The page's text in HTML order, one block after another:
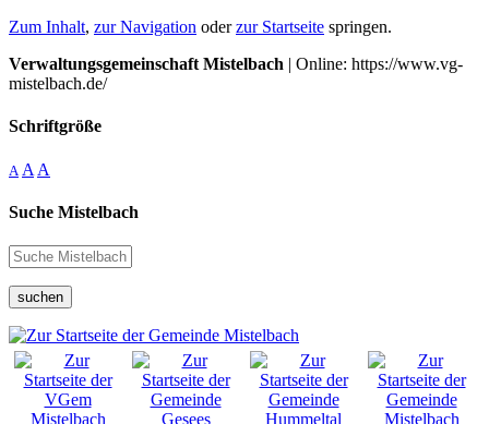
Zum Inhalt, zur Navigation oderzur Startseite springen.
Verwaltungsgemeinschaft Mistelbach | Online: https://www.vg-
mistelbach.de/
Schriftgröße
A A A
Suche Mistelbach
suchen